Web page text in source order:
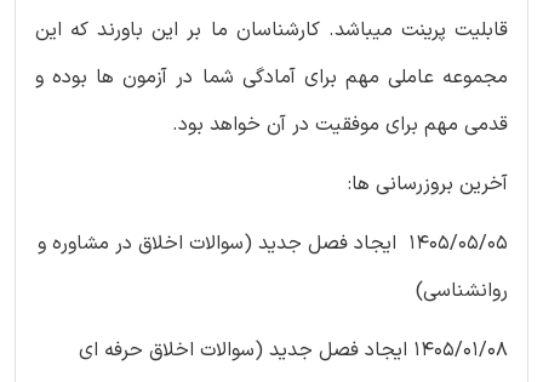
قابلیت پرینت میباشد. کارشناسان ما بر این باورند که این
مجموعه عاملی مهم برای آمادگی شما در آزمون ها بوده و
قدمی مهم برای موفقیت در آن خواهد بود.
آخرین بروزرسانی ها:
1405/05/05 ایجاد فصل جدید (سوالات اخلاق در مشاوره و
روانشناسی)
1405/01/08 ایجاد فصل جدید (سوالات اخلاق حرفه ای